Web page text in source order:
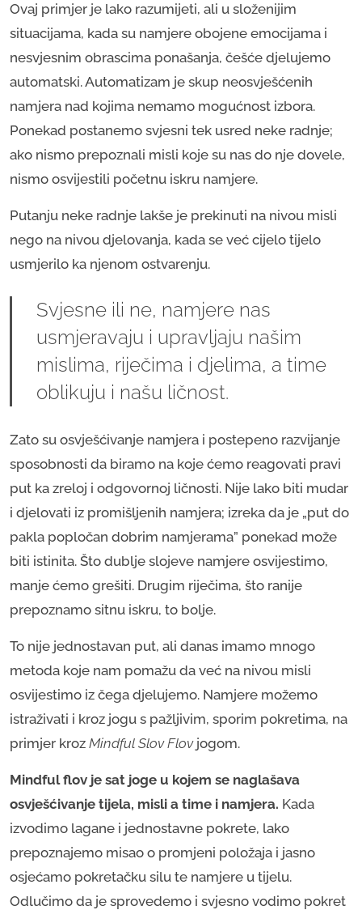
Ovaj primjer je lako razumijeti, ali u složenijim
situacijama, kada su namjere obojene emocijama i
nesvjesnim obrascima ponašanja, češće djelujemo
automatski. Automatizam je skup neosvješćenih
namjera nad kojima nemamo mogućnost izbora.
Ponekad postanemo svjesni tek usred neke radnje;
ako nismo prepoznali misli koje su nas do nje dovele,
nismo osvijestili početnu iskru namjere.
Putanju neke radnje lakše je prekinuti na nivou misli
nego na nivou djelovanja, kada se već cijelo tijelo
usmjerilo ka njenom ostvarenju.
Svjesne ili ne, namjere nas
usmjeravaju i upravljaju našim
mislima, riječima i djelima, a time
oblikuju i našu ličnost.
Zato su osvješćivanje namjera i postepeno razvijanje
sposobnosti da biramo na koje ćemo reagovati pravi
put ka zreloj i odgovornoj ličnosti. Nije lako biti mudar
i djelovati iz promišljenih namjera; izreka da je „put do
pakla popločan dobrim namjerama” ponekad može
biti istinita. Što dublje slojeve namjere osvijestimo,
manje ćemo grešiti. Drugim riječima, što ranije
prepoznamo sitnu iskru, to bolje.
To nije jednostavan put, ali danas imamo mnogo
metoda koje nam pomažu da već na nivou misli
osvijestimo iz čega djelujemo. Namjere možemo
istraživati i kroz jogu s pažljivim, sporim pokretima, na
primjer kroz Mindful Slov Flovjogom.
Mindful flov je sat joge u kojem se naglašava
osvješćivanje tijela, misli a time i namjera. Kada
izvodimo lagane i jednostavne pokrete, lako
prepoznajemo misao o promjeni položaja i jasno
osjećamo pokretačku silu te namjere u tijelu.
Odlučimo da je sprovedemo i svjesno vodimo pokret